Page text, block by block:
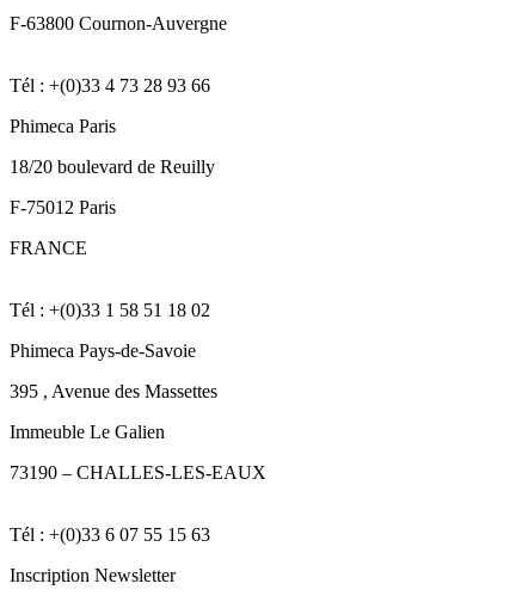
F-63800 Cournon-Auvergne
Tél : +(0)33 4 73 28 93 66
Phimeca Paris
18/20 boulevard de Reuilly
F-75012 Paris
FRANCE
Tél : +(0)33 1 58 51 18 02
Phimeca Pays-de-Savoie
395 , Avenue des Massettes
Immeuble Le Galien
73190 – CHALLES-LES-EAUX
Tél : +(0)33 6 07 55 15 63
Inscription Newsletter